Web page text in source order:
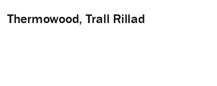
Thermowood, Trall Rillad